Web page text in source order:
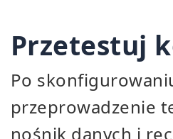
Przetestuj
Po
przeprowadzenie
nośnik danych i